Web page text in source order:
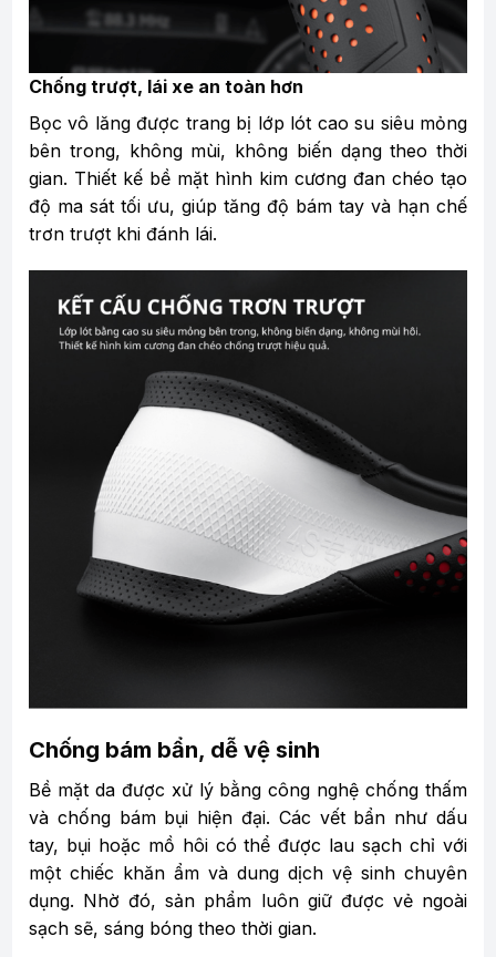
Chống trượt, lái xe an toàn hơn
Bọc vô lăng được trang bị lớp lót cao su siêu mỏng
bên trong, không mùi, không biến dạng theo thời
gian. Thiết kế bề mặt hình kim cương đan chéo tạo
độ ma sát tối ưu, giúp tăng độ bám tay và hạn chế
trơn trượt khi đánh lái.
Chống bám bẩn, dễ vệ sinh
Bề mặt da được xử lý bằng công nghệ chống thấm
và chống bám bụi hiện đại. Các vết bẩn như dấu
tay, bụi hoặc mồ hôi có thể được lau sạch chỉ với
một chiếc khăn ẩm và dung dịch vệ sinh chuyên
dụng. Nhờ đó, sản phẩm luôn giữ được vẻ ngoài
sạch sẽ, sáng bóng theo thời gian.